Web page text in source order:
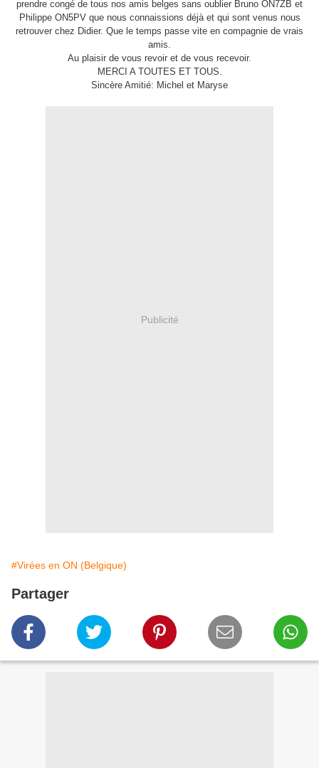
prendre congé de tous nos amis belges sans oublier Bruno ON7ZB et
Philippe ON5PV que nous connaissions déjà et qui sont venus nous
retrouver chez Didier. Que le temps passe vite en compagnie de vrais
amis.
Au plaisir de vous revoir et de vous recevoir.
MERCI A TOUTES ET TOUS.
Sincère Amitié: Michel et Maryse
Publicité
#Virées en ON (Belgique)
Partager